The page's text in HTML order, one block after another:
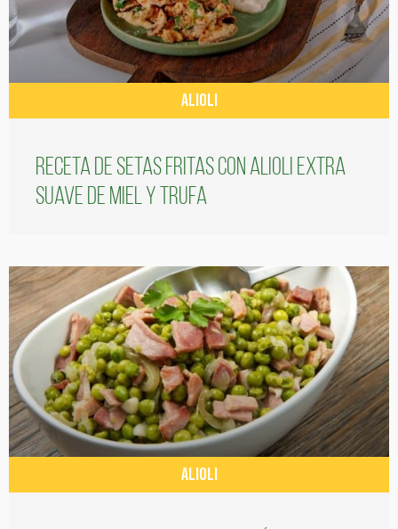
ALIOLI
Receta de setas fritas con alioli extra
suave de miel y trufa
ALIOLI